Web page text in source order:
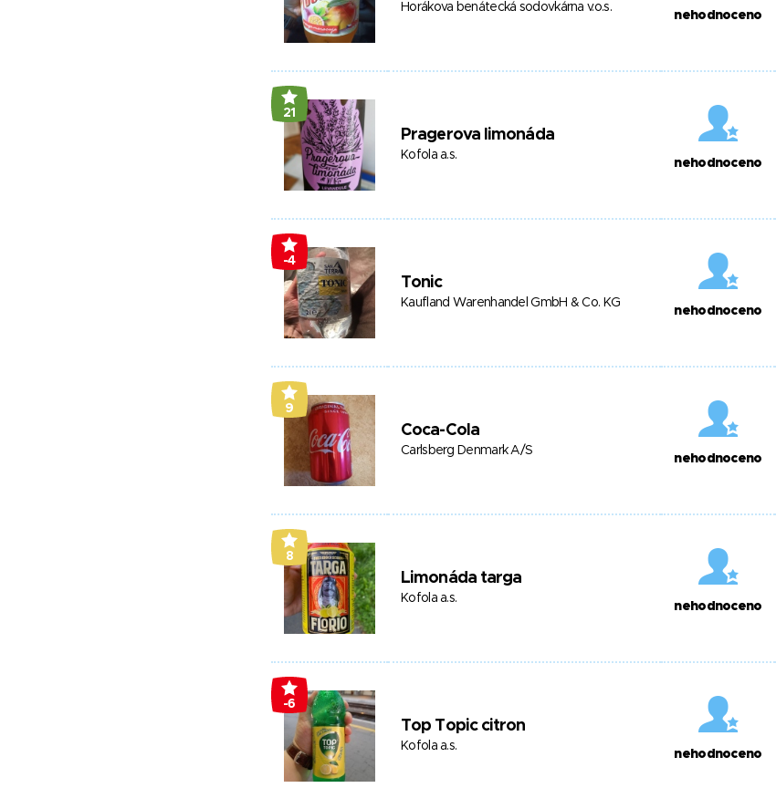
Horákova benátecká sodovkárna v.o.s.
nehodnoceno
21
Pragerova limonáda
Kofola a.s.
nehodnoceno
-4
Tonic
Kaufland Warenhandel GmbH & Co. KG
nehodnoceno
9
Coca-Cola
Carlsberg Denmark A/S
nehodnoceno
8
Limonáda targa
Kofola a.s.
nehodnoceno
-6
Top Topic citron
Kofola a.s.
nehodnoceno